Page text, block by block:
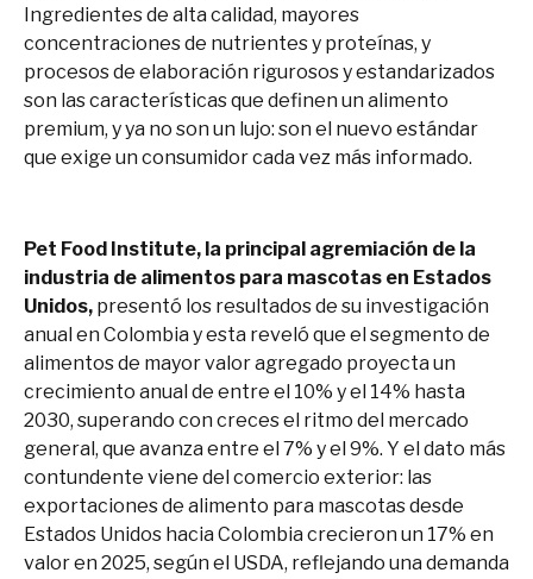
Ingredientes de alta calidad, mayores
concentraciones de nutrientes y proteínas, y
procesos de elaboración rigurosos y estandarizados
son las características que definen un alimento
premium, y ya no son un lujo: son el nuevo estándar
que exige un consumidor cada vez más informado.
Pet Food Institute, la principal agremiación de la
industria de alimentos para mascotas en Estados
Unidos, presentó los resultados de su investigación
anual en Colombia y esta reveló que el segmento de
alimentos de mayor valor agregado proyecta un
crecimiento anual de entre el 10% y el 14% hasta
2030, superando con creces el ritmo del mercado
general, que avanza entre el 7% y el 9%. Y el dato más
contundente viene del comercio exterior: las
exportaciones de alimento para mascotas desde
Estados Unidos hacia Colombia crecieron un 17% en
valor en 2025, según el USDA, reflejando una demanda